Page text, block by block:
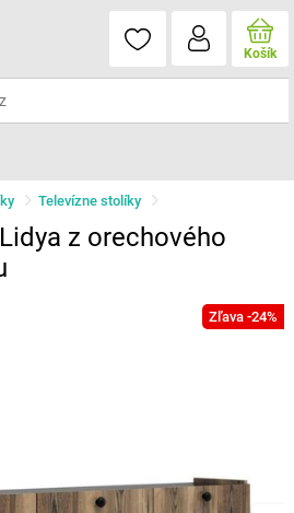
Košík
Televízne stolíky
z orechového
Zľava -24%